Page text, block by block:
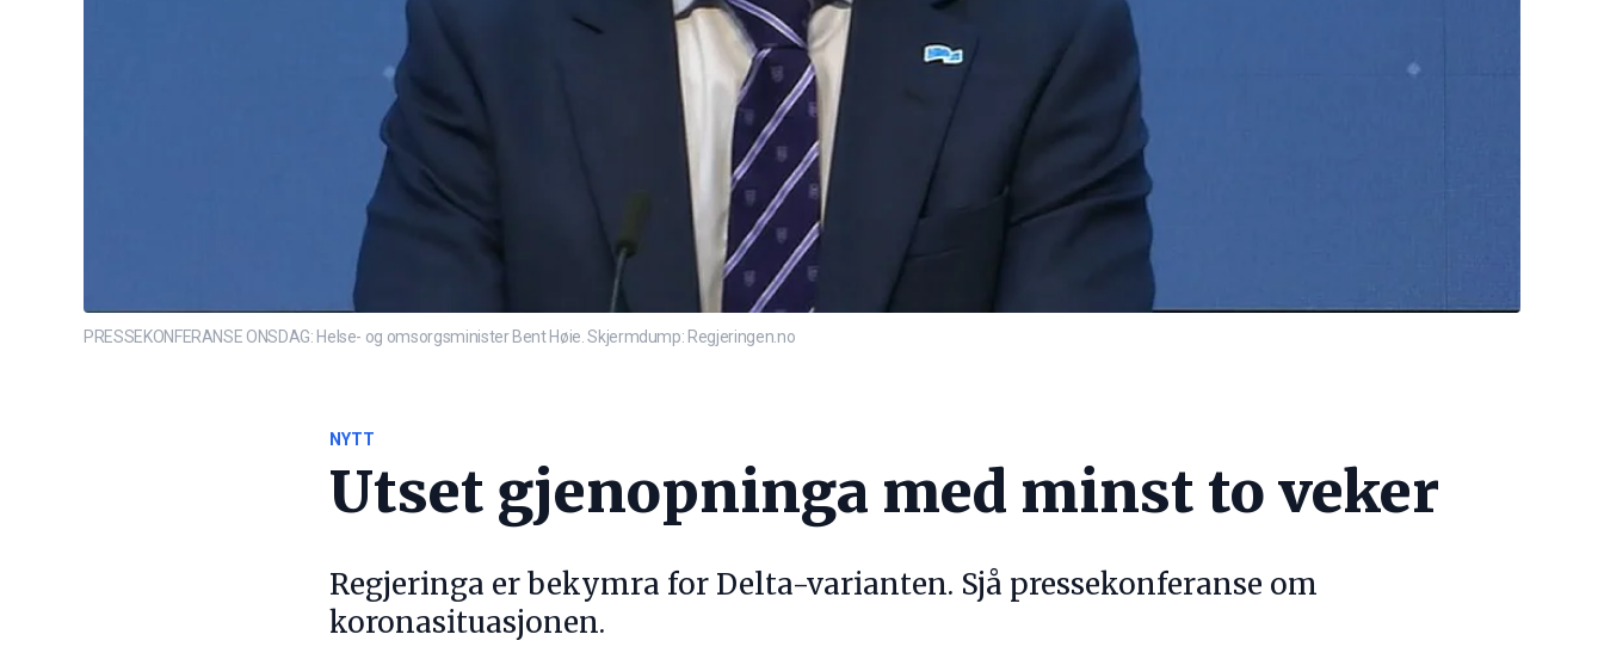
PRESSEKONFERANSE ONSDAG: Helse- og omsorgsminister Bent Høie. Skjermdump: Regjeringen.no
NYTT
Utset gjenopninga med minst to veker
Regjeringa er bekymra for Delta-varianten. Sjå pressekonferanse om
koronasituasjonen.